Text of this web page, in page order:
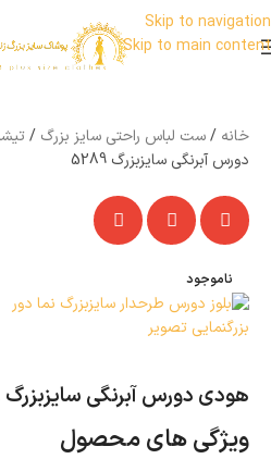
Skip to navigation
Skip to main content
خانه ست لباس راحتی سایز بزرگ
دورس آبرنگی سایزبزرگ 5289
ناموجود
بزرگنمایی تصویر
هودی دورس آبرنگی سایزبزرگ 5289
ویژگی های محصول